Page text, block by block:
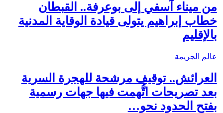
من ميناء آسفي إلى بوعرفة.. القبطان
خطاب إبراهيم يتولى قيادة الوقاية المدنية
بالإقليم
عالم الجريمة
العرائش.. توقيف مرشحة للهجرة السرية
بعد تصريحات اتُّهمت فيها جهات رسمية
بفتح الحدود نحو…